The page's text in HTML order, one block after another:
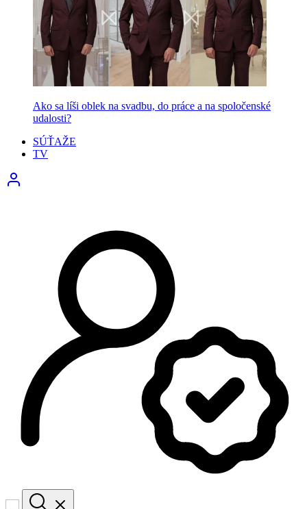
Ako sa líši oblek na svadbu, do práce a na spoločenské
udalosti?
SÚŤAŽE
TV